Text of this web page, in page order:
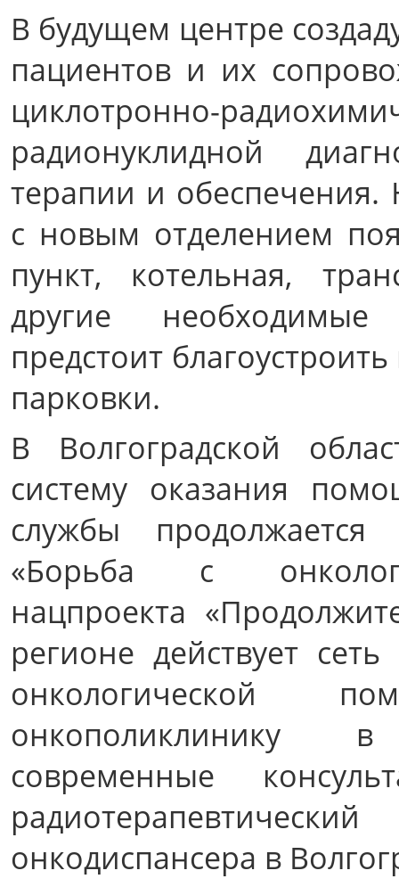
В будущем центре
пациентов и их
циклотронно-
радионуклидной
терапии и
с новым отделением
пункт, котельная,
другие
предстоит
парковки.
В Волгоградской
систему оказания
службы
«Борьба с
нацпроекта
регионе действует
онкологической
онкополиклинику
современные
онкодиспансера в